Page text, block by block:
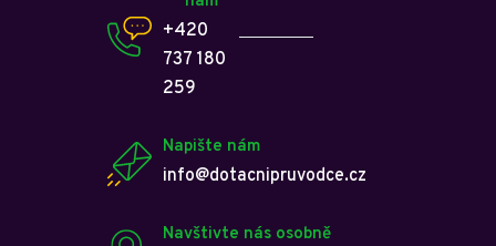
+420
737 180
259
Napište nám
info@dotacnipruvodce.cz
Navštivte nás osobně